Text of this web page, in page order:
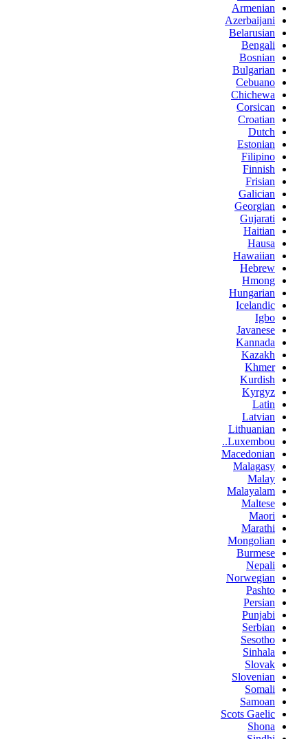
Armenian
Azerbaijani
Belarusian
Bengali
Bosnian
Bulgarian
Cebuano
Chichewa
Corsican
Croatian
Dutch
Estonian
Filipino
Finnish
Frisian
Galician
Georgian
Gujarati
Haitian
Hausa
Hawaiian
Hebrew
Hmong
Hungarian
Icelandic
Igbo
Javanese
Kannada
Kazakh
Khmer
Kurdish
Kyrgyz
Latin
Latvian
Lithuanian
Luxembou..
Macedonian
Malagasy
Malay
Malayalam
Maltese
Maori
Marathi
Mongolian
Burmese
Nepali
Norwegian
Pashto
Persian
Punjabi
Serbian
Sesotho
Sinhala
Slovak
Slovenian
Somali
Samoan
Scots Gaelic
Shona